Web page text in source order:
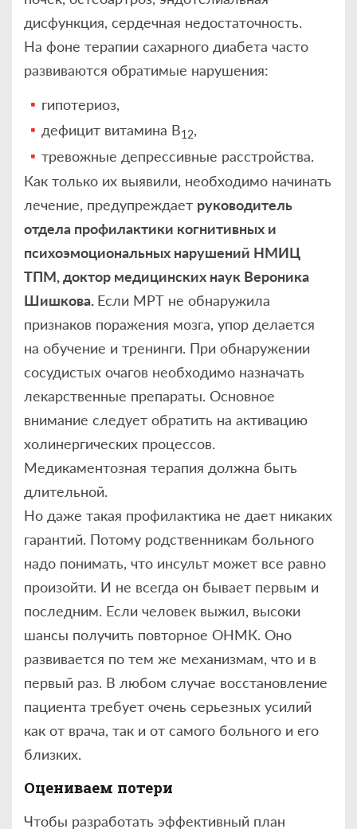
дисфункция, сердечная недостаточность.
На фоне терапии сахарного диабета часто
развиваются обратимые нарушения:
гипотериоз,
дефицит витамина В12,
тревожные депрессивные расстройства.
Как только их выявили, необходимо начинать
лечение, предупреждает руководитель
отдела профилактики когнитивных и
психоэмоциональных нарушений НМИЦ
ТПМ, доктор медицинских наук Вероника
Шишкова. Если МРТ не обнаружила
признаков поражения мозга, упор делается
на обучение и тренинги. При обнаружении
сосудистых очагов необходимо назначать
лекарственные препараты. Основное
внимание следует обратить на активацию
холинергических процессов.
Медикаментозная терапия должна быть
длительной.
Но даже такая профилактика не дает никаких
гарантий. Потому родственникам больного
надо понимать, что инсульт может все равно
произойти. И не всегда он бывает первым и
последним. Если человек выжил, высоки
шансы получить повторное ОНМК. Оно
развивается по тем же механизмам, что и в
первый раз. В любом случае восстановление
пациента требует очень серьезных усилий
как от врача, так и от самого больного и его
близких.
Оцениваем потери
Чтобы разработать эффективный план